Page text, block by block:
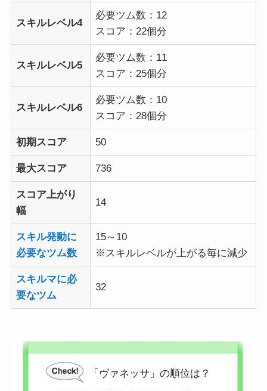
スキルレベル4
必要ツム数：12
スコア：22個分
スキルレベル5
必要ツム数：11
スコア：25個分
スキルレベル6
必要ツム数：10
スコア：28個分
初期スコア 50
最大スコア 736
スコア上がり
幅
14
スキル発動に
必要なツム数
15～10
※スキルレベルが上がる毎に減少
スキルマに必
要なツム
32
「ヴァネッサ」の順位は？